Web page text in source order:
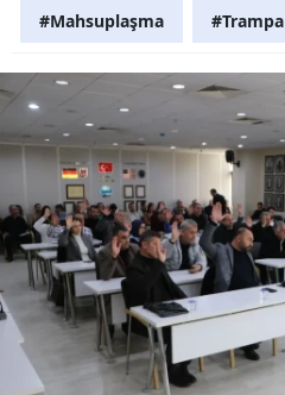
#Mahsuplaşma #Trampa